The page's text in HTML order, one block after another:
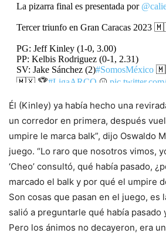
La pizarra final es presentada por
Tercer triunfo en Gran Caracas 2023
PG: Jeff Kinley (1-0, 3.00)
PP: Kelbis Rodriguez (0-1, 2.31)
SV: Jake Sánchez (2)#SomosMéxico
🇲🇽 🏆#LigaARCO ⚾️
— Liga ARCO Mexicana del Pacífico
February 5, 2023
Él (Kinley) ya había hecho una
un corredor en primera, después
umpire le marca balk”, dijo Oswaldo
juego. “Lo raro que nosotros vimos,
‘Cheo’ consultó, qué había pasado,
marcado el balk y por qué el umpire
Son cosas que pasan en el juego, es
salió a preguntarle qué había pasado
Pero los ánimos no decayeron, era